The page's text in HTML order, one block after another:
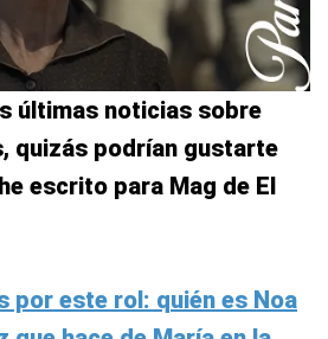
últimas noticias sobre
quizás podrían gustarte
escrito para Mag de El
por este rol: quién es Noa